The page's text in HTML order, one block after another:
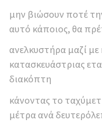
μην βιώσουν ποτέ
αυτό κάποιος, θα
ανελκυστήρα μαζί με
κατασκευάστριας
διακόπτη
κάνοντας το
μέτρα ανά